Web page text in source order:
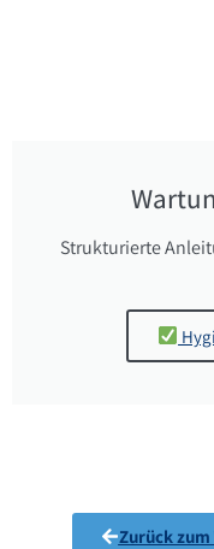
Strukturierte
Zurück